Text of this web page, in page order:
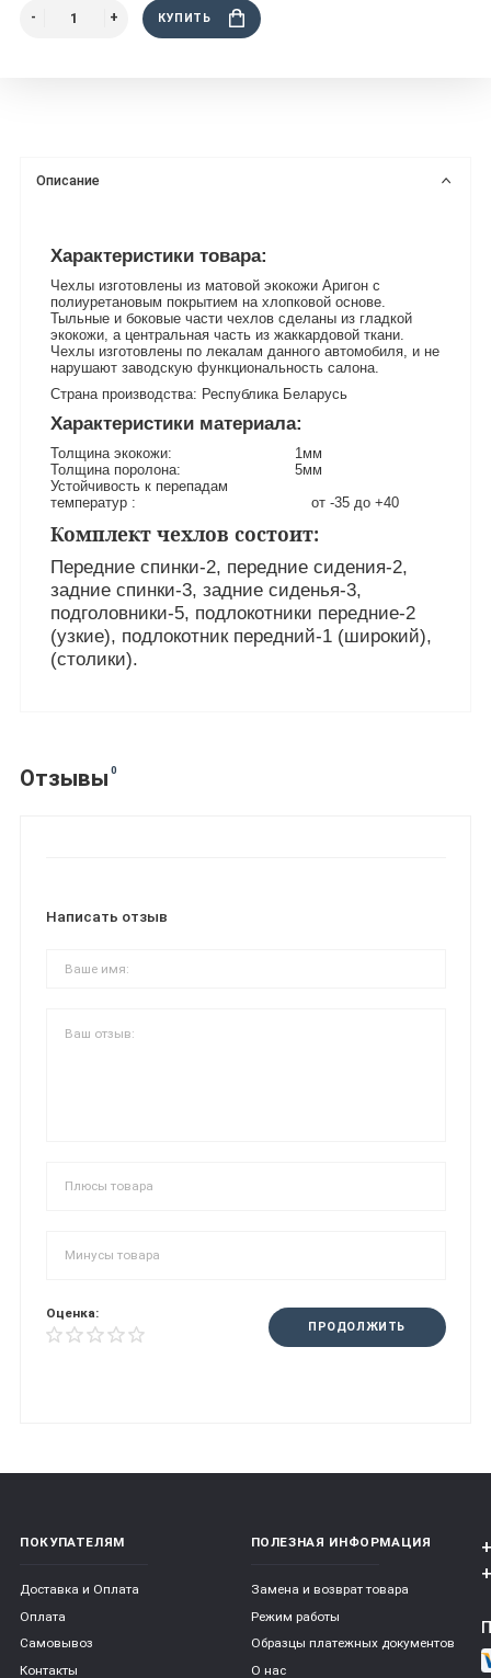
КУПИТЬ
Описание
Характеристики товара:
Чехлы изготовлены из матовой экокожи Аригон с
полиуретановым покрытием на хлопковой основе.
Тыльные и боковые части чехлов сделаны из гладкой
экокожи, а центральная часть из жаккардовой ткани.
Чехлы изготовлены по лекалам данного автомобиля, и не
нарушают заводскую функциональность салона.
Страна производства: Республика Беларусь
Характеристики материала:
Толщина экокожи: 1мм
Толщина поролона: 5мм
Устойчивость к перепадам
температур : от -35 до +40
Комплект чехлов состоит:
Передние спинки-2, передние сидения-2,
задние спинки-3, задние сиденья-3,
подголовники-5, подлокотники передние-2
(узкие), подлокотник передний-1 (широкий),
(столики).
Отзывы 0
Написать отзыв
Оценка:
ПРОДОЛЖИТЬ
ПОКУПАТЕЛЯМ
Доставка и Оплата
Оплата
Самовывоз
Контакты
ПОЛЕЗНАЯ ИНФОРМАЦИЯ
Замена и возврат товара
Режим работы
Образцы платежных документов
О нас